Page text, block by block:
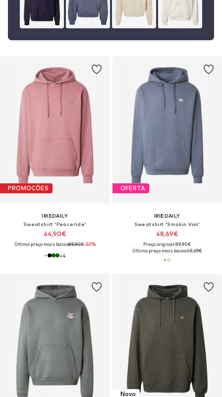
PROMOÇÕES
IRIEDAILY
Sweatshirt 'Peaceride'
44,90€
Último preço mais baixo:89,90€-50%
+4
OFERTA
IRIEDAILY
Sweatshirt 'Smokin Van'
48,69€
Preço original: 89,90€
Último preço mais baixo:48,69€
Novo